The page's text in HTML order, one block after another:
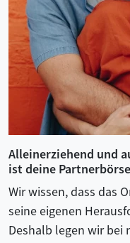
Alleinerziehend und
ist deine
Wir wissen, dass das
seine eigenen
Deshalb legen wir bei